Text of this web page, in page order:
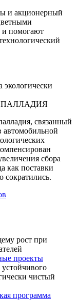
и акционерный
и помогают
экологически
связанный
автомобильной
сбора
как поставки
сократились.
рост при
проекты
чистый
программа